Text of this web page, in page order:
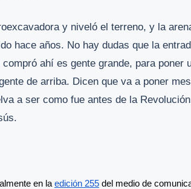
y niveló el terreno, y la
hace años. No hay dudas que la
compró ahí es gente grande, para
de arriba. Dicen que va a poner
a ser como fue antes de la
en la edición 255 del medio de